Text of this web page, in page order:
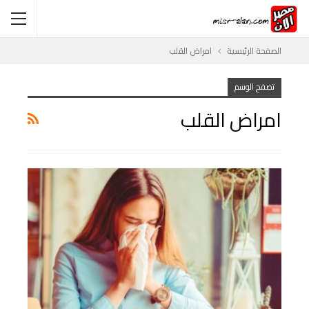
الصفحة الرئيسية امراض القلب
تصفح الوسم
امراض القلب